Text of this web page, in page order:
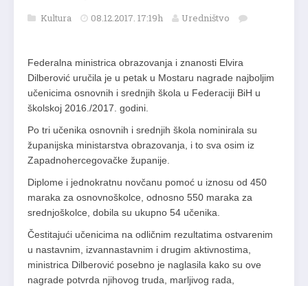
Kultura 08.12.2017. 17:19h Uredništvo
Federalna ministrica obrazovanja i znanosti Elvira
Dilberović uručila je u petak u Mostaru nagrade najboljim
učenicima osnovnih i srednjih škola u Federaciji BiH u
školskoj 2016./2017. godini.
Po tri učenika osnovnih i srednjih škola nominirala su
županijska ministarstva obrazovanja, i to sva osim iz
Zapadnohercegovačke županije.
Diplome i jednokratnu novčanu pomoć u iznosu od 450
maraka za osnovnoškolce, odnosno 550 maraka za
srednjoškolce, dobila su ukupno 54 učenika.
Čestitajući učenicima na odličnim rezultatima ostvarenim
u nastavnim, izvannastavnim i drugim aktivnostima,
ministrica Dilberović posebno je naglasila kako su ove
nagrade potvrda njihovog truda, marljivog rada,